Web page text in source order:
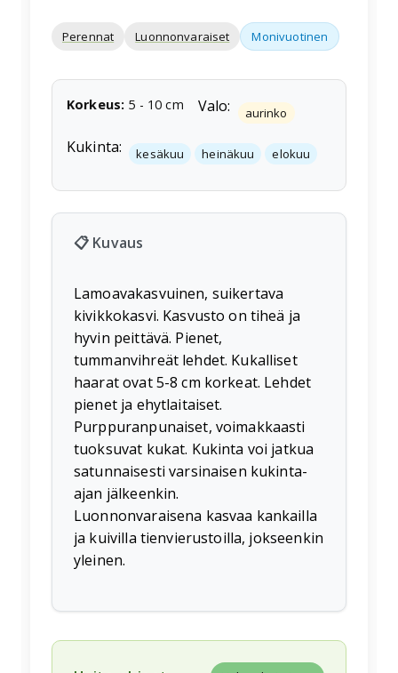
Perennat Luonnonvaraiset Monivuotinen
Korkeus: 5 - 10 cm Valo: aurinko
Kukinta: kesäkuu heinäkuu elokuu
📋 Kuvaus
Lamoavakasvuinen, suikertava
kivikkokasvi. Kasvusto on tiheä ja
hyvin peittävä. Pienet,
tummanvihreät lehdet. Kukalliset
haarat ovat 5-8 cm korkeat. Lehdet
pienet ja ehytlaitaiset.
Purppuranpunaiset, voimakkaasti
tuoksuvat kukat. Kukinta voi jatkua
satunnaisesti varsinaisen kukinta-
ajan jälkeenkin.
Luonnonvaraisena kasvaa kankailla
ja kuivilla tienvierustoilla, jokseenkin
yleinen.